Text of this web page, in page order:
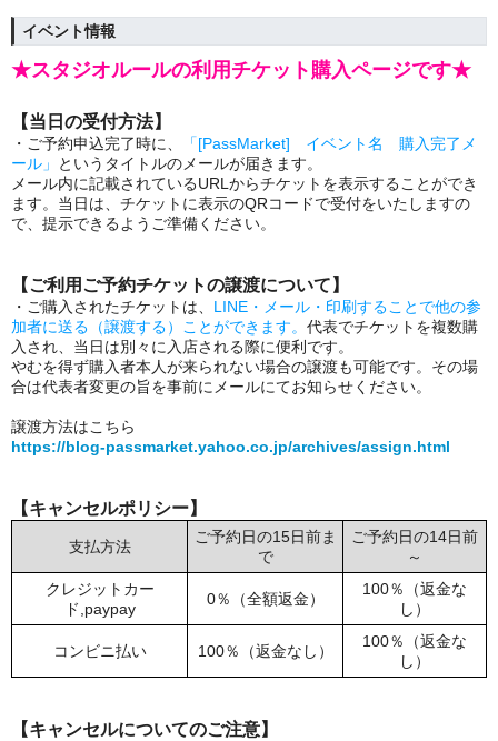
イベント情報
★スタジオルールの利用チケット購入ページです★
【当日の受付方法】
・ご予約申込完了時に、
「[PassMarket] イベント名 購入完了メ
ール」
というタイトルのメールが届きます。
メール内に記載されているURLからチケットを表示することができ
ます。当日は、チケットに表示のQRコードで受付をいたしますの
で、提示できるようご準備ください。
【ご利用ご予約チケットの譲渡について】
・ご購入されたチケットは、 LINE・メール・印刷することで他の参
加者に送る（譲渡する）ことができます。 代表でチケットを複数購
入され、当日は別々に入店される際に便利です。
やむを得ず購入者本人が来られない場合の譲渡も可能です。その場
合は代表者変更の旨を事前にメールにてお知らせください。
譲渡方法はこちら
https://blog-passmarket.yahoo.co.jp/archives/assign.html
【キャンセルポリシー】
支払方法
ご予約日の15日前ま
で
ご予約日の14日前
～
クレジットカー
ド,paypay
0％（全額返金）
100％（返金な
し）
コンビニ払い 100％（返金なし）
100％（返金な
し）
【キャンセルについてのご注意】